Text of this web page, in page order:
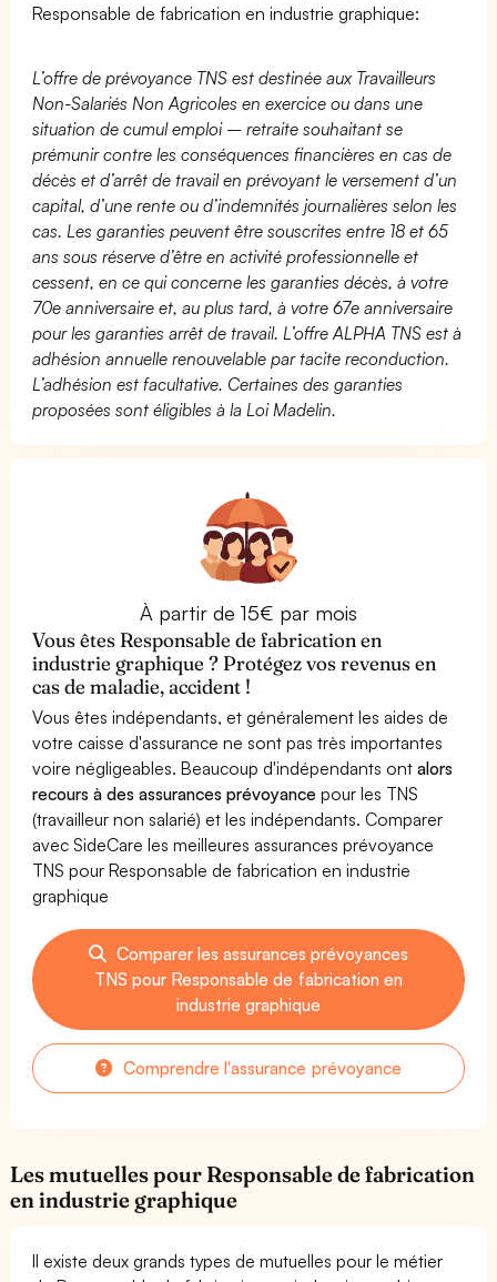
Responsable de fabrication en industrie graphique:
L’offre de prévoyance TNS est destinée aux Travailleurs
Non-Salariés Non Agricoles en exercice ou dans une
situation de cumul emploi – retraite souhaitant se
prémunir contre les conséquences financières en cas de
décès et d’arrêt de travail en prévoyant le versement d’un
capital, d’une rente ou d’indemnités journalières selon les
cas. Les garanties peuvent être souscrites entre 18 et 65
ans sous réserve d’être en activité professionnelle et
cessent, en ce qui concerne les garanties décès, à votre
70e anniversaire et, au plus tard, à votre 67e anniversaire
pour les garanties arrêt de travail. L’offre ALPHA TNS est à
adhésion annuelle renouvelable par tacite reconduction.
L’adhésion est facultative. Certaines des garanties
proposées sont éligibles à la Loi Madelin.
À partir de 15€ par mois
Vous êtes Responsable de fabrication en
industrie graphique ? Protégez vos revenus en
cas de maladie, accident !
Vous êtes indépendants, et généralement les aides de
votre caisse d'assurance ne sont pas très importantes
voire négligeables. Beaucoup d'indépendants ontalors
recours à des assurances prévoyance pour les TNS
(travailleur non salarié) et les indépendants. Comparer
avec SideCare les meilleures assurances prévoyance
TNS pour Responsable de fabrication en industrie
graphique
Comparer les assurances prévoyances
TNS pour Responsable de fabrication en
industrie graphique
Comprendre l'assurance prévoyance
Les mutuelles pour Responsable de fabrication
en industrie graphique
Il existe deux grands types de mutuelles pour le métier